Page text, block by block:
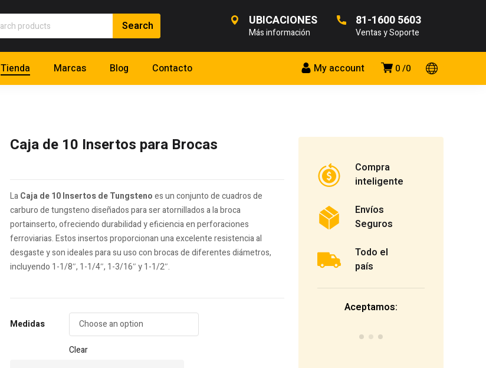
UBICACIONES
Más información
81-1600 5603
Ventas y Soporte
0 0
My account
Tienda Marcas Blog Contacto
Caja de 10 Insertos para Brocas
LaCaja de 10 Insertos de Tungstenoes un conjunto de cuadros de
carburo de tungsteno diseñados para ser atornillados a la broca
portainserto, ofreciendo durabilidad y eficiencia en perforaciones
ferroviarias. Estos insertos proporcionan una excelente resistencia al
desgaste y son ideales para su uso con brocas de diferentes diámetros,
incluyendo 1-1/8″, 1-1/4″, 1-3/16″ y 1-1/2″.
Medidas
Clear
Compra
inteligente
Envíos
Seguros
Todo el
país
Aceptamos: